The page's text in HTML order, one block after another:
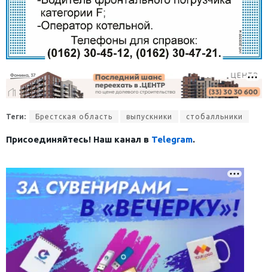
Теги: Брестская область выпускники стобалльники
Присоединяйтесь! Наш канал в Telegram.